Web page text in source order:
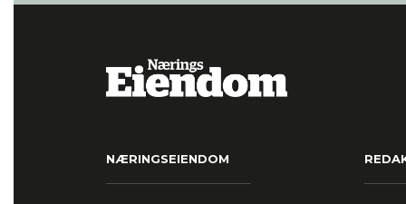
NÆRINGSEIENDOM